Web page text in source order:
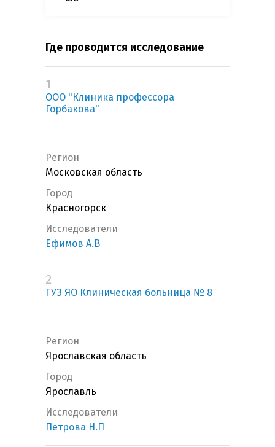
Где проводится исследование
1
ООО "Клиника профессора
Горбакова"
Регион
Московская область
Город
Красногорск
Исследователи
Ефимов А.В
2
ГУЗ ЯО Клиническая больница № 8
Регион
Ярославская область
Город
Ярославль
Исследователи
Петрова Н.П